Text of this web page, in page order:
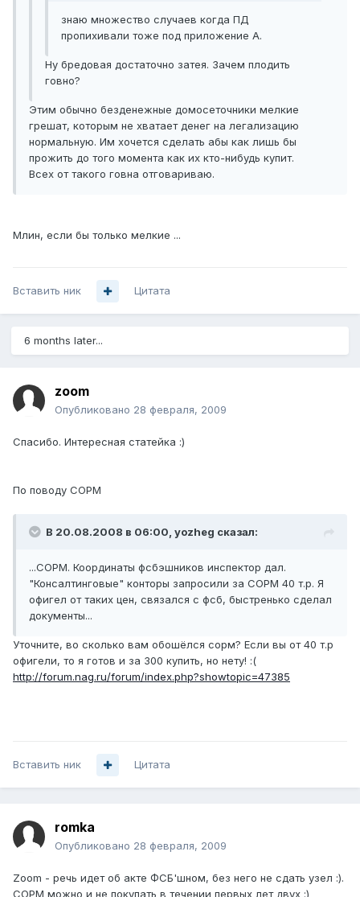
знаю множество случаев когда ПД
пропихивали тоже под приложение А.
Ну бредовая достаточно затея. Зачем плодить
говно?
Этим обычно безденежные домосеточники мелкие
грешат, которым не хватает денег на легализацию
нормальную. Им хочется сделать абы как лишь бы
прожить до того момента как их кто-нибудь купит.
Всех от такого говна отговариваю.
Млин, если бы только мелкие ...
Вставить ник Цитата
6 months later...
zoom
Опубликовано 28 февраля, 2009
Спасибо. Интересная статейка :)
По поводу СОРМ
В 20.08.2008 в 06:00, yozheg сказал:
...СОРМ. Координаты фсбэшников инспектор дал.
"Консалтинговые" конторы запросили за СОРМ 40 т.р. Я
офигел от таких цен, связался с фсб, быстренько сделал
документы...
Уточните, во сколько вам обошёлся сорм? Если вы от 40 т.р
офигели, то я готов и за 300 купить, но нету! :(
http://forum.nag.ru/forum/index.php?showtopic=47385
Вставить ник Цитата
romka
Опубликовано 28 февраля, 2009
Zoom - речь идет об акте ФСБ'шном, без него не сдать узел :).
СОРМ можно и не покупать в течении первых лет двух :)